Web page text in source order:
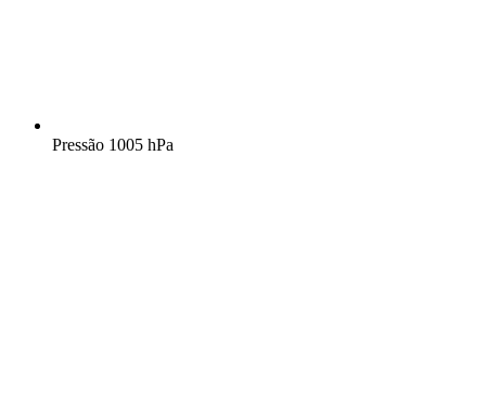
Pressão 1005 hPa